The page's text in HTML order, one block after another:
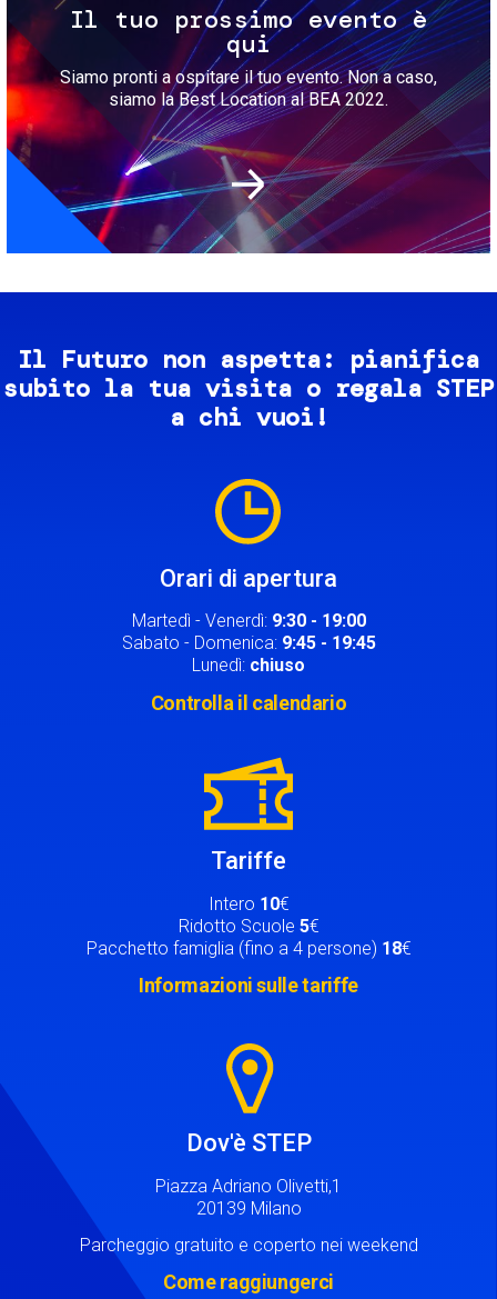
Il tuo prossimo evento è
qui
Siamo pronti a ospitare il tuo evento. Non a caso,
siamo la Best Location al BEA 2022.
Il Futuro non aspetta: pianifica
subito la tua visita o regala STEP
a chi vuoi!
Orari di apertura
Martedì - Venerdì: 9:30 - 19:00
Sabato - Domenica: 9:45 - 19:45
Lunedì: chiuso
Controlla il calendario
Tariffe
Intero 10€
Ridotto Scuole 5€
Pacchetto famiglia (fino a 4 persone) 18€
Informazioni sulle tariffe
Dov'è STEP
Piazza Adriano Olivetti,1
20139 Milano
Parcheggio gratuito e coperto nei weekend
Come raggiungerci